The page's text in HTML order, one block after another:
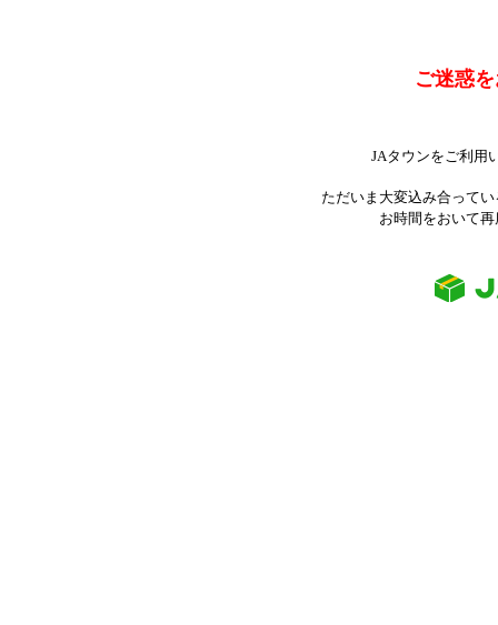
ご迷惑
JAタウンをご利用
ただいま大変込み合って
お時間をおいて